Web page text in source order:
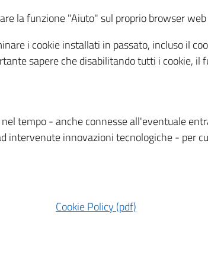
la funzione "Aiuto" sul proprio browser
i cookie installati in passato, incluso il
sapere che disabilitando tutti i cookie,
tempo - anche connesse all'eventuale
intervenute innovazioni tecnologiche - per
Cookie Policy (pdf)